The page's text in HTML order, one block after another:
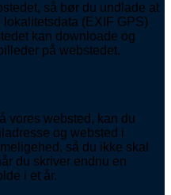
så bør du undlade at
(EXIF GPS)
kan downloade og
på webstedet.
vores websted, kan du
og websted i
så du ikke skal
du skriver endnu en
i et år.